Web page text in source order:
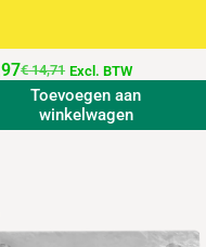
€14,71 Excl. BTW
Toevoegen aan
winkelwagen